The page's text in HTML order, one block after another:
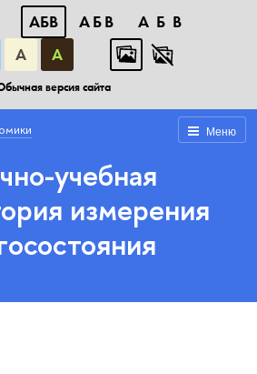
АБВ АБВ
АБВ
А А
версия сайта
Меню
учебная
измерения